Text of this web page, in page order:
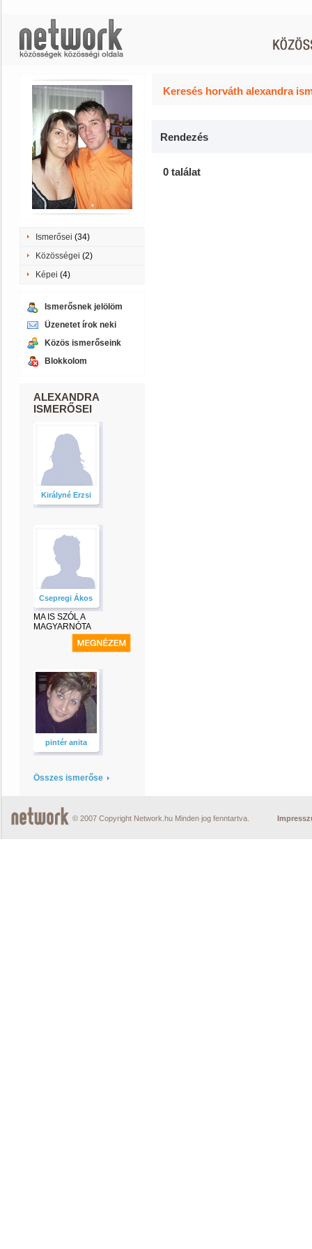
Ismerősei (34)
Közösségei (2)
Képei (4)
Ismerősnek jelölöm
Üzenetet írok neki
Közös ismerőseink
Blokkolom
ALEXANDRA
ISMERŐSEI
Királyné Erzsi
Csepregi Ákos
MA IS SZÓL A
MAGYARNÓTA
pintér anita
Összes ismerőse
Keresés horváth alexandra
Rendezés
0 találat
© 2007 Copyright Network.hu Minden jog fenntartva.